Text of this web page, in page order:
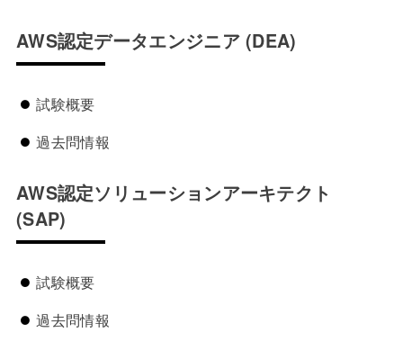
AWS認定データエンジニア(DEA)
試験概要
過去問情報
AWS認定ソリューションアーキテクト
(SAP)
試験概要
過去問情報